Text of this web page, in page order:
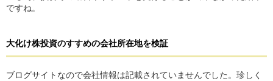
ですね。
大化け株投資のすすめの会社所在地を検証
ブログサイトなので会社情報は記載されていませんでした。珍しく